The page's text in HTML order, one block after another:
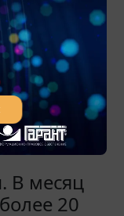
способов
2019), в
затрат.
бурением
В месяц
20